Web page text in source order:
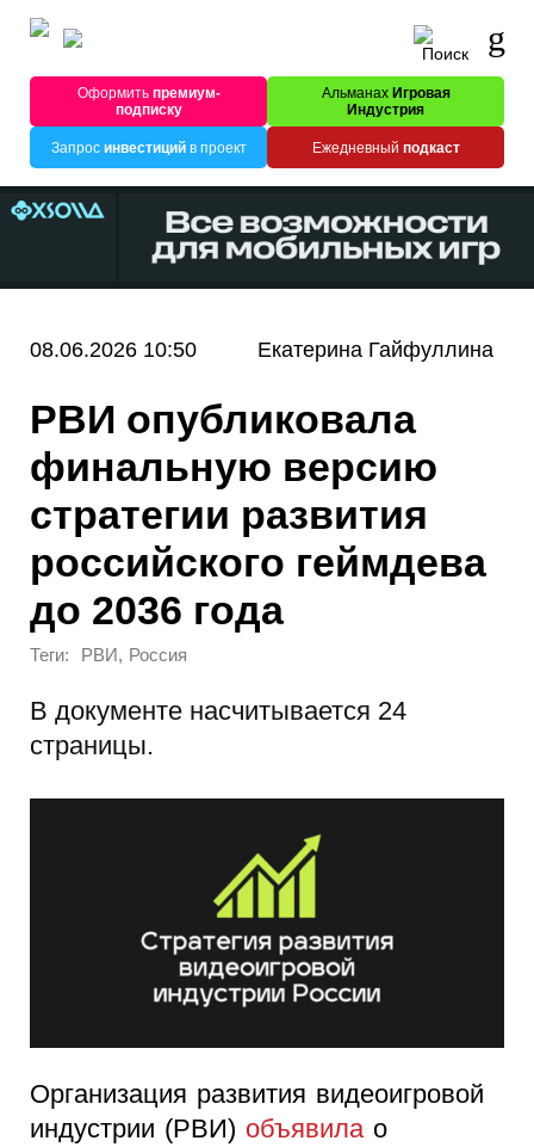
Оформитьпремиум-
подписку
Альманах Игровая
Индустрия
Запрос инвестицийв проект Ежедневный подкаст
08.06.2026 10:50 Екатерина Гайфуллина
РВИ опубликовала
финальную версию
стратегии развития
российского геймдева
до 2036 года
Теги: РВИ, Россия
В документе насчитывается 24
страницы.
Организация развития видеоигровой
индустрии (РВИ) объявилао